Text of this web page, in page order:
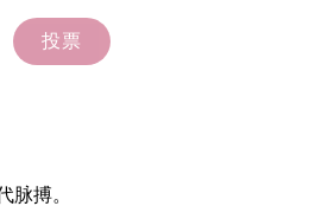
脉搏。